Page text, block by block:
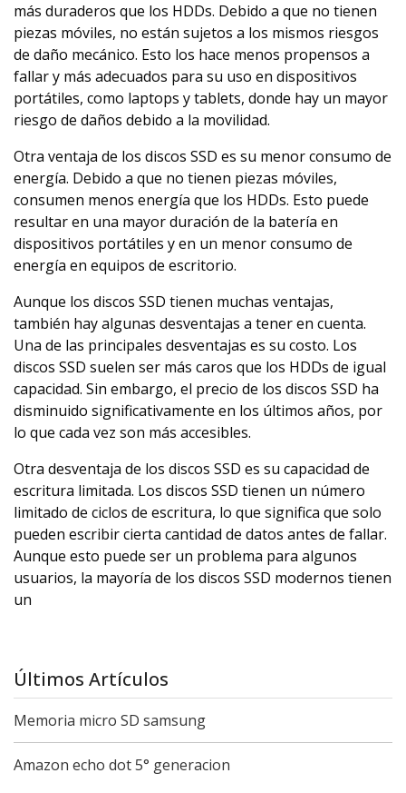
más duraderos que los HDDs. Debido a que no tienen
piezas móviles, no están sujetos a los mismos riesgos
de daño mecánico. Esto los hace menos propensos a
fallar y más adecuados para su uso en dispositivos
portátiles, como laptops y tablets, donde hay un mayor
riesgo de daños debido a la movilidad.
Otra ventaja de los discos SSD es su menor consumo de
energía. Debido a que no tienen piezas móviles,
consumen menos energía que los HDDs. Esto puede
resultar en una mayor duración de la batería en
dispositivos portátiles y en un menor consumo de
energía en equipos de escritorio.
Aunque los discos SSD tienen muchas ventajas,
también hay algunas desventajas a tener en cuenta.
Una de las principales desventajas es su costo. Los
discos SSD suelen ser más caros que los HDDs de igual
capacidad. Sin embargo, el precio de los discos SSD ha
disminuido significativamente en los últimos años, por
lo que cada vez son más accesibles.
Otra desventaja de los discos SSD es su capacidad de
escritura limitada. Los discos SSD tienen un número
limitado de ciclos de escritura, lo que significa que solo
pueden escribir cierta cantidad de datos antes de fallar.
Aunque esto puede ser un problema para algunos
usuarios, la mayoría de los discos SSD modernos tienen
un
Últimos Artículos
Memoria micro SD samsung
Amazon echo dot 5° generacion